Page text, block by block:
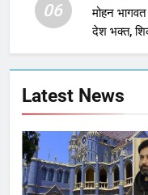
06
मोहन भागवत
देश
Latest News